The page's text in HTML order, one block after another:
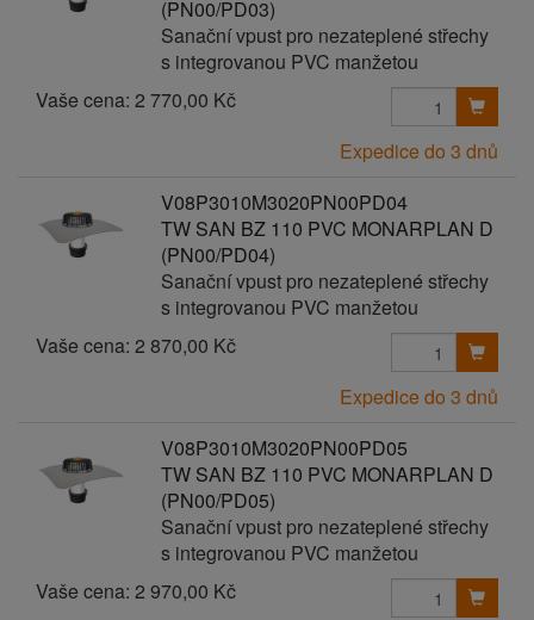
(PN00/PD03)
Sanační vpust pro nezateplené střechy
s integrovanou PVC manžetou
Vaše cena: 2 770,00 Kč
Expedice do 3 dnů
V08P3010M3020PN00PD04
TW SAN BZ 110 PVC MONARPLAN D
(PN00/PD04)
Sanační vpust pro nezateplené střechy
s integrovanou PVC manžetou
Vaše cena: 2 870,00 Kč
Expedice do 3 dnů
V08P3010M3020PN00PD05
TW SAN BZ 110 PVC MONARPLAN D
(PN00/PD05)
Sanační vpust pro nezateplené střechy
s integrovanou PVC manžetou
Vaše cena: 2 970,00 Kč